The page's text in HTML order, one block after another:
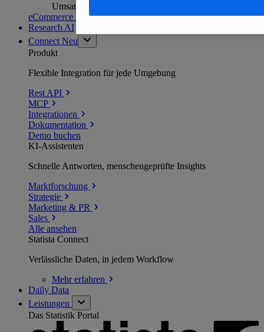
Umsatzanalysen und -prognosen
eCommerce Insights entdecken
Research AI
Connect Neu
Produkt
Flexible Integration für jede Umgebung
Rest API
MCP
Integrationen
Dokumentation
Demo buchen
KI-Assistenten
Schnelle Antworten, menschengeprüfte Insights
Marktforschung
Strategie
Marketing & PR
Sales
Alle ansehen
Statista Connect
Verlässliche Daten, in jedem Workflow
Mehrerfahren
Daily Data
Leistungen
Das Statistik Portal